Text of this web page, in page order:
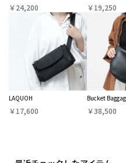
￥24,200 ￥19,250
LAQUOH
￥17,600
Bucket
￥38,500